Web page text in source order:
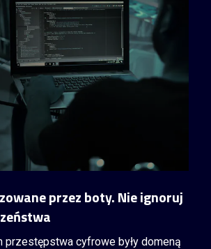
przez boty. Nie ignoruj
przestępstwa cyfrowe były domeną